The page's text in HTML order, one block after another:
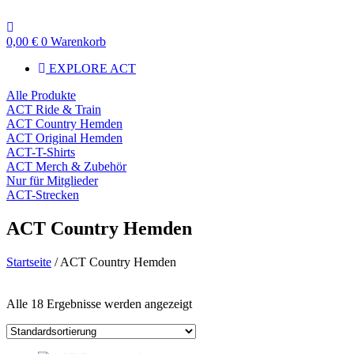
Inhalt
wechseln
0,00 € 0 Warenkorb
EXPLORE ACT
Alle Produkte
ACT Ride & Train
ACT Country Hemden
ACT Original Hemden
ACT-T-Shirts
ACT Merch & Zubehör
Nur für Mitglieder
ACT-Strecken
ACT Country Hemden
Startseite / ACT Country Hemden
Preisfilter
Textsuche
Alle 18 Ergebnisse werden angezeigt